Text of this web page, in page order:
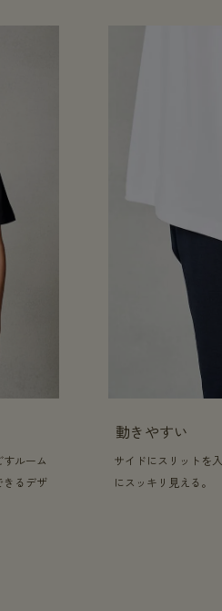
ルーム
きるデザ
動きやすい
サイドにスリットを
にスッキリ見える。